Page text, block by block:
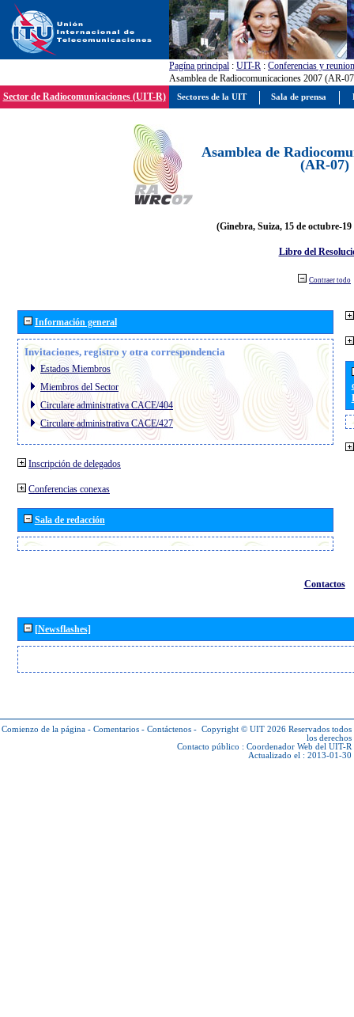
Pagína principal : UIT-R : Conferencias y
Asamblea de Radiocomunicaciones 2007 (AR-
Sector de Radiocomunicaciones (UIT-R)
Asamblea de
(AR-07)
(Ginebra, Suiza, 15 de octubre-19
Libro del
Contraer todo
Información general
Invitaciones, registro y otra correspondencia
Estados Miembros
Miembros del Sector
Circulare administrativa CACE/404
Circulare administrativa CACE/427
Inscripción de delegados
Conferencias conexas
Sala de redacción
Contactos
[Newsflashes]
Comienzo de la página - Comentarios - Contáctenos - Copyright © UIT 2026 Reservados todos
los derechos
Contacto público : Coordenador Web del UIT-R
Actualizado el : 2013-01-30
Sectores de la UIT Sala de prensa